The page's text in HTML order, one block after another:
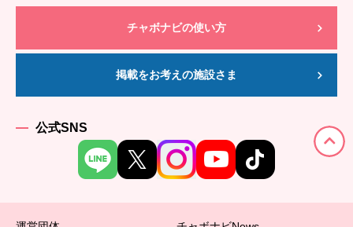
チャボナビの使い方
掲載をお考えの施設さま
公式SNS